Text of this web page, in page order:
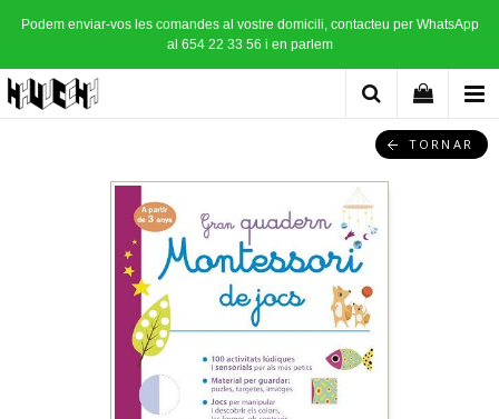
Podem enviar-vos les comandes al vostre domicili, contacteu per WhatsApp
al 654 22 33 56 i en parlem
TORNAR